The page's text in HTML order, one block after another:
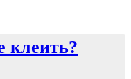
клеить?